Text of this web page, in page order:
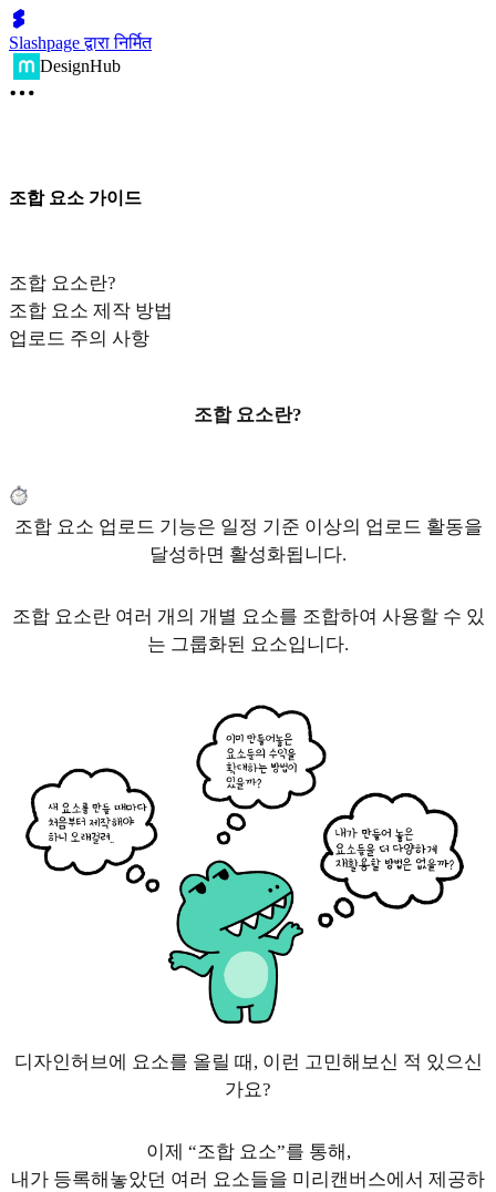
Slashpage द्वारा निर्मित
DesignHub
조합 요소 가이드
조합 요소란?
조합 요소 제작 방법
업로드 주의 사항
조합 요소란?
조합 요소 업로드 기능은 일정 기준 이상의 업로드 활동을
달성하면 활성화됩니다.
조합 요소란 여러 개의 개별 요소를 조합하여 사용할 수 있
는 그룹화된 요소입니다.
디자인허브에 요소를 올릴 때, 이런 고민해보신 적 있으신
가요?
이제 “조합 요소”를 통해,
내가 등록해놓았던 여러 요소들을 미리캔버스에서 제공하